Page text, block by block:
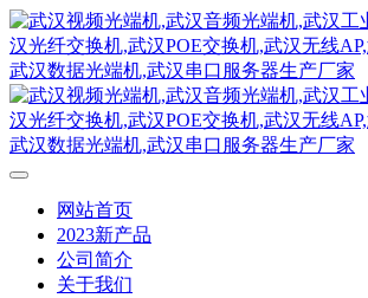
网站首页
2023新产品
公司简介
关于我们